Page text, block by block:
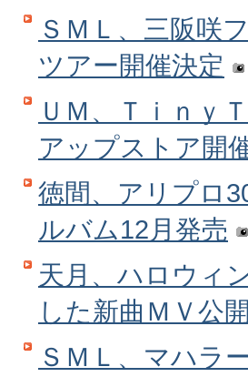
ＳＭＬ、三阪咲
ツアー開催決定
ＵＭ、Ｔｉｎｙ
アップストア開
徳間、アリプロ
ルバム12月発売
天月、ハロウィ
した新曲ＭＶ公開
ＳＭＬ、マハラ